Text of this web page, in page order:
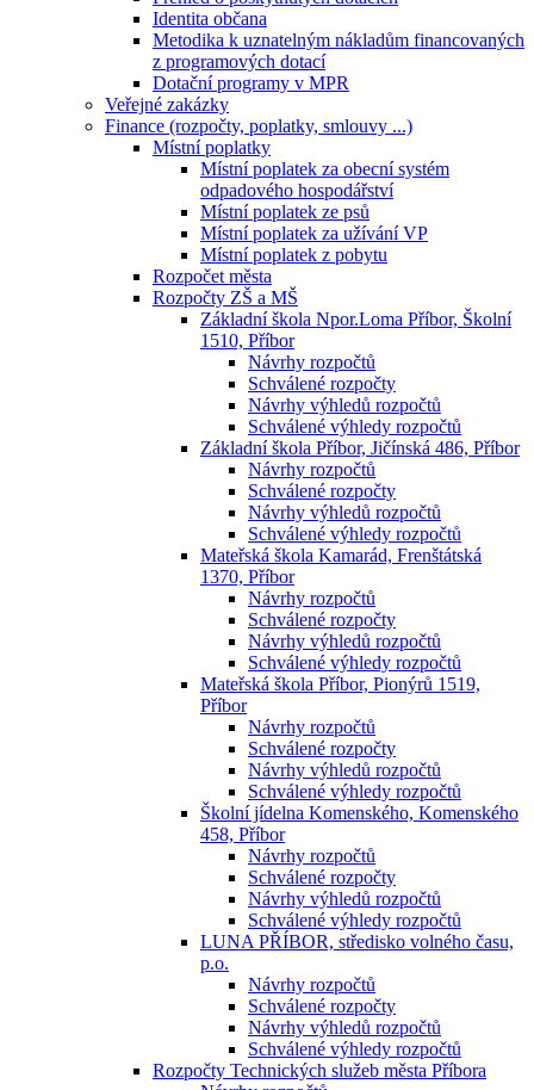
Identita občana
Metodika k uznatelným nákladům financovaných
z programových dotací
Dotační programy v MPR
Veřejné zakázky
Finance (rozpočty, poplatky, smlouvy ...)
Místní poplatky
Místní poplatek za obecní systém
odpadového hospodářství
Místní poplatek ze psů
Místní poplatek za užívání VP
Místní poplatek z pobytu
Rozpočet města
Rozpočty ZŠ a MŠ
Základní škola Npor.Loma Příbor, Školní
1510, Příbor
Návrhy rozpočtů
Schválené rozpočty
Návrhy výhledů rozpočtů
Schválené výhledy rozpočtů
Základní škola Příbor, Jičínská 486, Příbor
Návrhy rozpočtů
Schválené rozpočty
Návrhy výhledů rozpočtů
Schválené výhledy rozpočtů
Mateřská škola Kamarád, Frenštátská
1370, Příbor
Návrhy rozpočtů
Schválené rozpočty
Návrhy výhledů rozpočtů
Schválené výhledy rozpočtů
Mateřská škola Příbor, Pionýrů 1519,
Příbor
Návrhy rozpočtů
Schválené rozpočty
Návrhy výhledů rozpočtů
Schválené výhledy rozpočtů
Školní jídelna Komenského, Komenského
458, Příbor
Návrhy rozpočtů
Schválené rozpočty
Návrhy výhledů rozpočtů
Schválené výhledy rozpočtů
LUNA PŘÍBOR, středisko volného času,
p.o.
Návrhy rozpočtů
Schválené rozpočty
Návrhy výhledů rozpočtů
Schválené výhledy rozpočtů
Rozpočty Technických služeb města Příbora